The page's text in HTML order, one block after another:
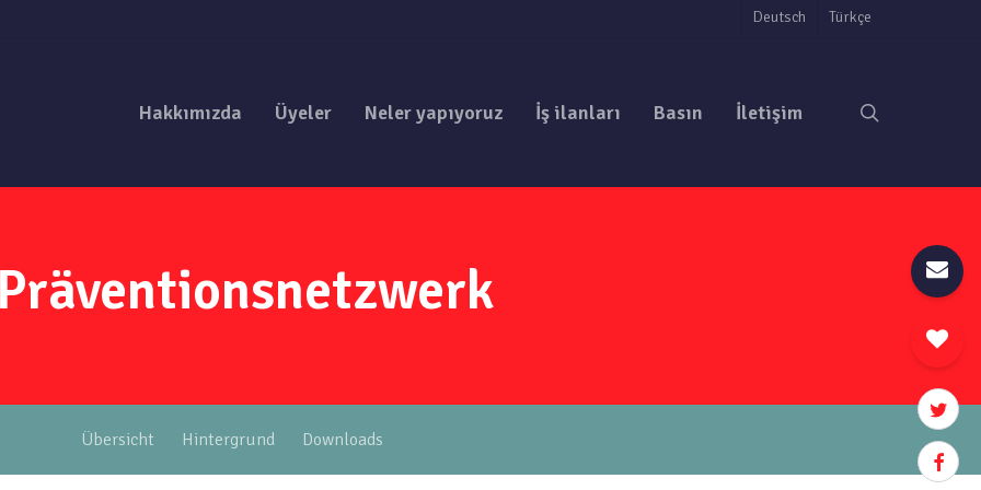
twitter
Deutsch Türkçe
Hakkımızda Üyeler Neler yapıyoruz İş ilanları Basın İletişim
Präventionsnetzwerk
Übersicht Hintergrund Downloads